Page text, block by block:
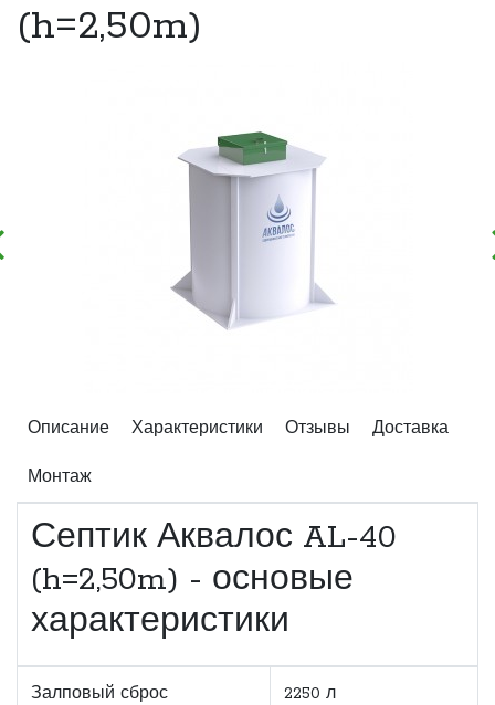
(h=2,50m)
Описание Характеристики Отзывы Доставка
Монтаж
Септик Аквалос AL-40
(h=2,50m) - основые
характеристики
Залповый сброс 2250 л